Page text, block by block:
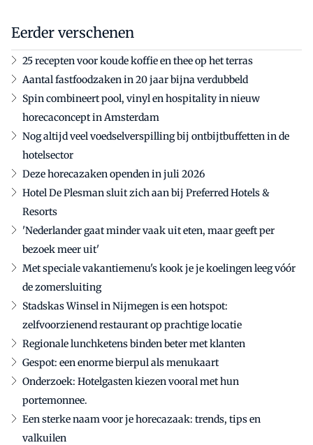
Eerder verschenen
25 recepten voor koude koffie en thee op het terras
Aantal fastfoodzaken in 20 jaar bijna verdubbeld
Spin combineert pool, vinyl en hospitality in nieuw
horecaconcept in Amsterdam
Nog altijd veel voedselverspilling bij ontbijtbuffetten in de
hotelsector
Deze horecazaken openden in juli 2026
Hotel De Plesman sluit zich aan bij Preferred Hotels &
Resorts
'Nederlander gaat minder vaak uit eten, maar geeft per
bezoek meer uit'
Met speciale vakantiemenu's kook je je koelingen leeg vóór
de zomersluiting
Stadskas Winsel in Nijmegen is een hotspot:
zelfvoorzienend restaurant op prachtige locatie
Regionale lunchketens binden beter met klanten
Gespot: een enorme bierpul als menukaart
Onderzoek: Hotelgasten kiezen vooral met hun
portemonnee.
Een sterke naam voor je horecazaak: trends, tips en
valkuilen